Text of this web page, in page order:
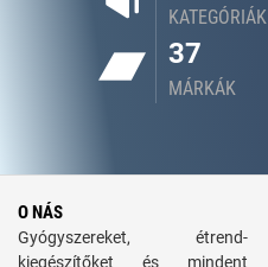
KATEGÓRIÁK
37
MÁRKÁK
O NÁS
Gyógyszereket, étrend-
kiegészítőket és mindent